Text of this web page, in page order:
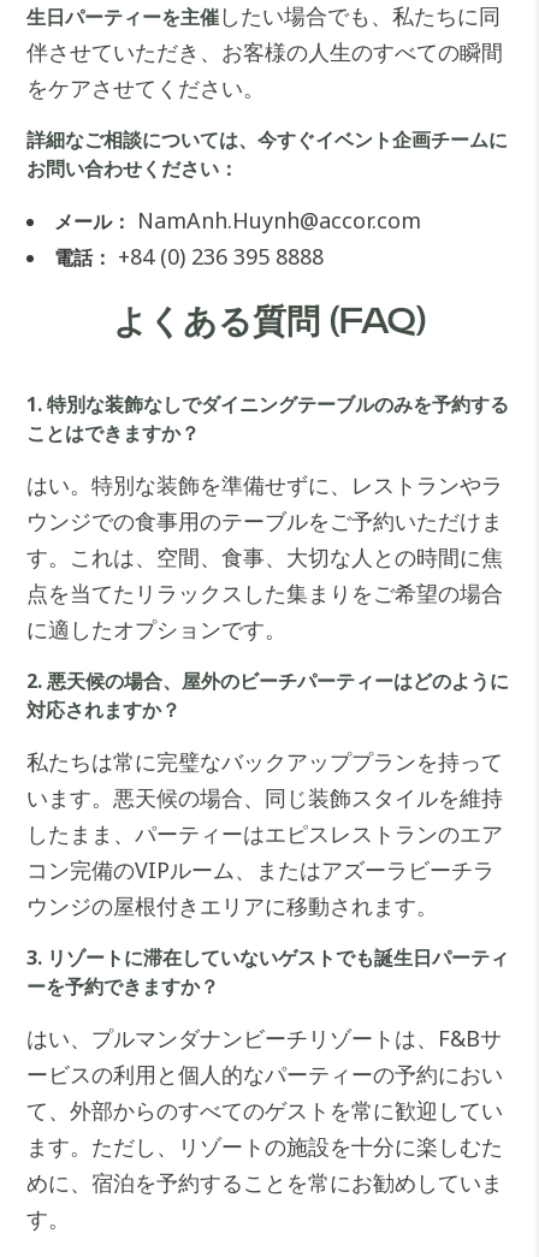
生日パーティーを主催したい場合でも、私たちに同
伴させていただき、お客様の人生のすべての瞬間
をケアさせてください。
詳細なご相談については、今すぐイベント企画チームに
お問い合わせください：
メール： NamAnh.Huynh@accor.com
電話： +84 (0) 236 395 8888
よくある質問 (FAQ)
1. 特別な装飾なしでダイニングテーブルのみを予約する
ことはできますか？
はい。特別な装飾を準備せずに、レストランやラ
ウンジでの食事用のテーブルをご予約いただけま
す。これは、空間、食事、大切な人との時間に焦
点を当てたリラックスした集まりをご希望の場合
に適したオプションです。
2. 悪天候の場合、屋外のビーチパーティーはどのように
対応されますか？
私たちは常に完璧なバックアッププランを持って
います。悪天候の場合、同じ装飾スタイルを維持
したまま、パーティーはエピスレストランのエア
コン完備のVIPルーム、またはアズーラビーチラ
ウンジの屋根付きエリアに移動されます。
3. リゾートに滞在していないゲストでも誕生日パーティ
ーを予約できますか？
はい、プルマンダナンビーチリゾートは、F&Bサ
ービスの利用と個人的なパーティーの予約におい
て、外部からのすべてのゲストを常に歓迎してい
ます。ただし、リゾートの施設を十分に楽しむた
めに、宿泊を予約することを常にお勧めしていま
す。